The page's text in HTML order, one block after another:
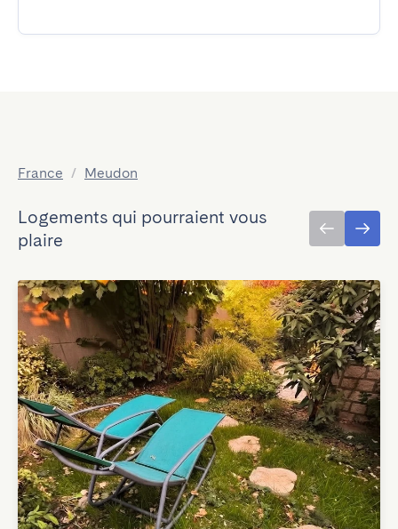
France / Meudon
Logements qui pourraient vous
plaire